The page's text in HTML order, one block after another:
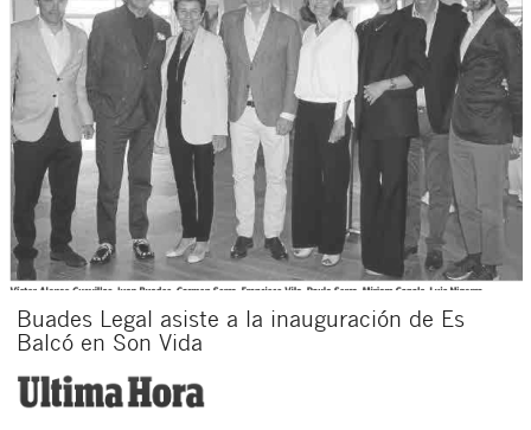
Buades Legal asiste a la inauguración de Es
Balcó en Son Vida